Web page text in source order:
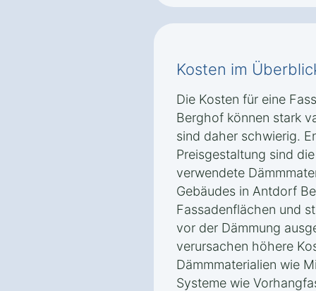
Kosten im
Die Kosten für eine
Berghof können stark
sind daher schwierig.
Preisgestaltung sind
verwendete
Gebäudes in Antdorf
Fassadenflächen und
vor der Dämmung
verursachen höhere
Dämmmaterialien wie
Systeme wie